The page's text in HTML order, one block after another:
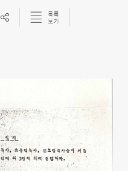
목록
보기